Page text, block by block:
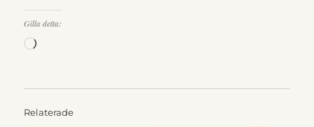
Gilla detta:
Laddar
Relaterade